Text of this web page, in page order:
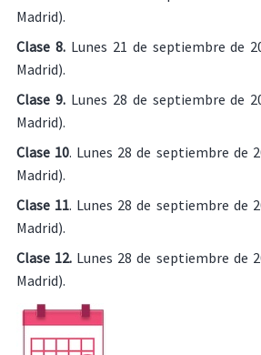
Madrid).
Clase 8.Lunes 21 de septiembre de
Madrid).
Clase 9.Lunes 28 de septiembre de
Madrid).
Clase 10. Lunes 28 de septiembre de
Madrid).
Clase 11. Lunes 28 de septiembre de
Madrid).
Clase 12. Lunes 28 de septiembre de
Madrid).